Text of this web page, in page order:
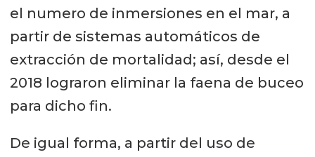
el numero de inmersiones en el mar, a
partir de sistemas automáticos de
extracción de mortalidad; así, desde el
2018 lograron eliminar la faena de buceo
para dicho fin.
De igual forma, a partir del uso de